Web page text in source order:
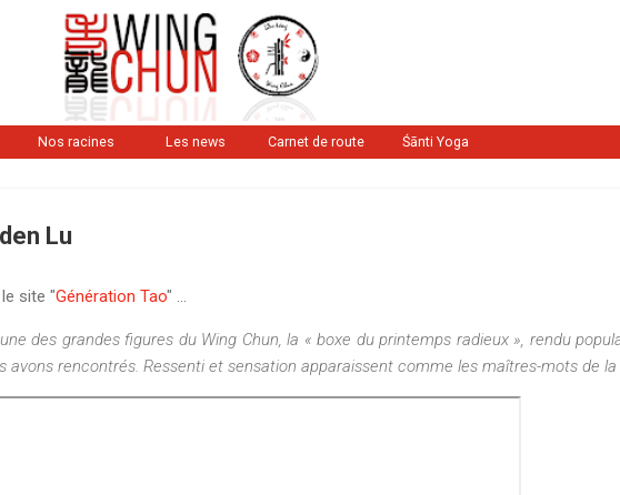
Accéder au contenu principal
Nos racines Les news Carnet de route Śānti Yoga
Lu
site "Génération Tao" ...
des grandes figures du Wing Chun, la « boxe du printemps radieux », rendu
avons rencontrés. Ressenti et sensation apparaissent comme les maîtres-mots de la